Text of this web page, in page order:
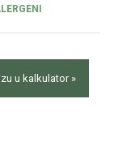
u kalkulator »